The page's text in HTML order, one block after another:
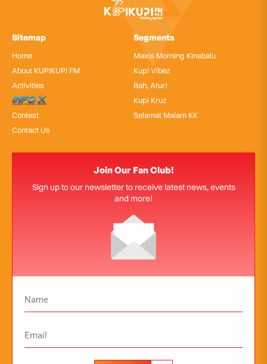
Sitemap
Home
About KUPIKUPI FM
Activities
InfoX
Contest
Contact Us
Segments
Maxis Morning Kinabalu
Kupi Vibez
Bah, Atur!
Kupi Kruz
Selamat Malam KK
Join Our Fan Club!
Sign up to our newsletter to receive latest news, events
and more!